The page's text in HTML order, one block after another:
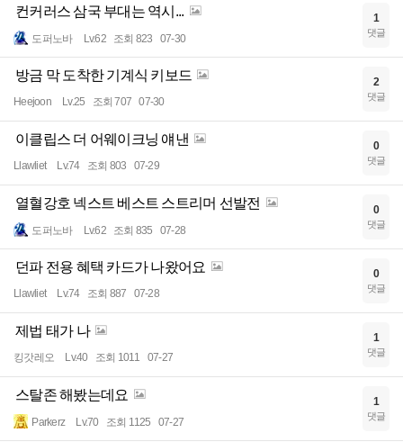
컨커러스 삼국 부대는 역시...
도퍼노바 Lv.62 조회 823 07-30
1
댓글
방금 막 도착한 기계식 키보드
Heejoon Lv.25 조회 707 07-30
2
댓글
이클립스 더 어웨이크닝 얘낸
Llawliet Lv.74 조회 803 07-29
0
댓글
열혈강호 넥스트 베스트 스트리머 선발전
도퍼노바 Lv.62 조회 835 07-28
0
댓글
던파 전용 혜택 카드가 나왔어요
Llawliet Lv.74 조회 887 07-28
0
댓글
제법 태가 나
킹갓레오 Lv.40 조회 1011 07-27
1
댓글
스탈존 해봤는데요
Parkerz Lv.70 조회 1125 07-27
1
댓글